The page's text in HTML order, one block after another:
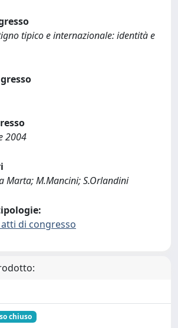
tipico e internazionale: identità e
2004
Marta; M.Mancini; S.Orlandini
di congresso
chiuso